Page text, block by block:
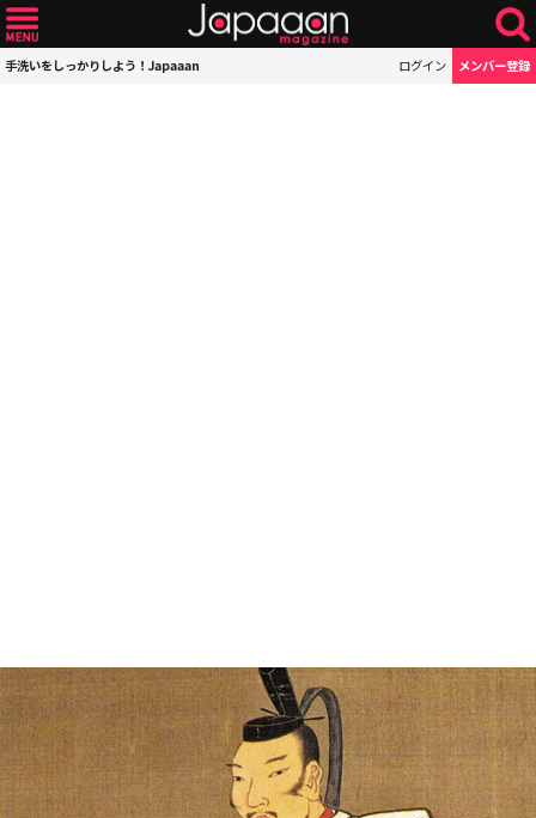
手洗いをしっかりしよう！Japaaan ログイン メンバー登録